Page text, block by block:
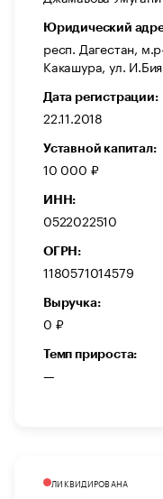
Юридический
респ. Дагестан,
Какашура, ул.
Дата регистрации:
22.11.2018
Уставной капитал:
10 000 ₽
ИНН:
0522022510
ОГРН:
1180571014579
Выручка:
0 ₽
Темп прироста:
—
ЛИКВИДИРОВАНА